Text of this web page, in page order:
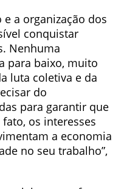
e a organização dos
conquistar
Nenhuma
para baixo, muito
luta coletiva e da
do
para garantir que
os interesses
a economia
no seu trabalho”,